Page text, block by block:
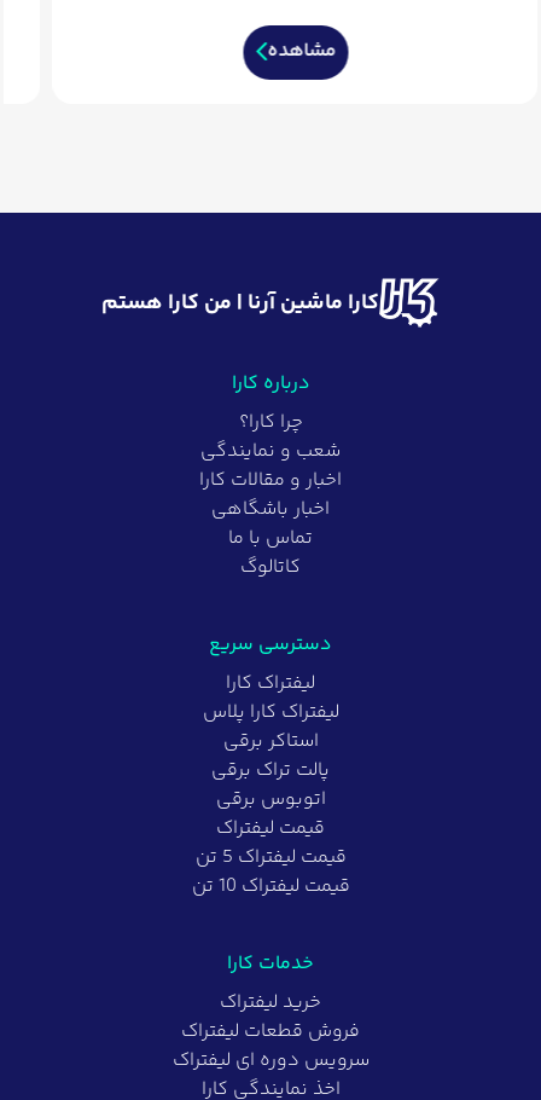
مشاهده
کارا ماشین آرنا | من کارا هستم
درباره کارا
چرا کارا؟
شعب و نمایندگی
اخبار و مقالات کارا
اخبار باشگاهی
تماس با ما
کاتالوگ
دسترسی سریع
لیفتراک کارا
لیفتراک کارا پلاس
استاکر برقی
پالت تراک برقی
اتوبوس برقی
قیمت لیفتراک
قیمت لیفتراک 5 تن
قیمت لیفتراک 10 تن
خدمات کارا
خرید لیفتراک
فروش قطعات لیفتراک
سرویس دوره ای لیفتراک
اخذ نمایندگی کارا